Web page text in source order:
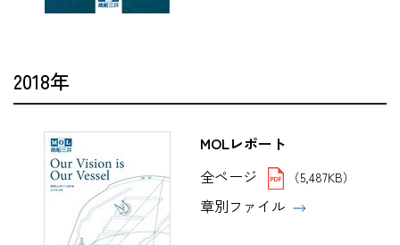
2018年
MOLレポート
全ページ
（5,487KB）
章別ファイル